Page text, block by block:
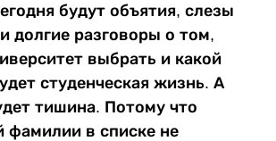
будут объятия, слезы
долгие разговоры о том,
выбрать и какой
студенческая жизнь. А
тишина. Потому что
фамилии в списке не